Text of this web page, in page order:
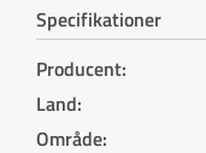
Specifikationer
Producent:
Land:
Område: